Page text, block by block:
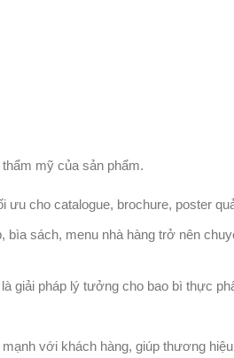
mỹ của sản phẩm.
ưu cho catalogue, brochure, poster
bìa sách, menu nhà hàng trở nên
giải pháp lý tưởng cho bao bì thực
với khách hàng, giúp thương